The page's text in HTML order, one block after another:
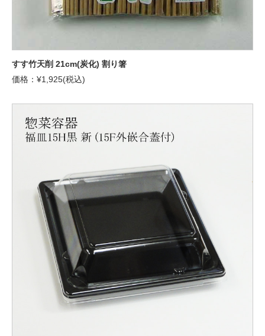
すす竹天削 21cm(炭化) 割り箸
価格：¥1,925(税込)